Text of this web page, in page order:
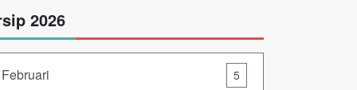
2026
Februari 5